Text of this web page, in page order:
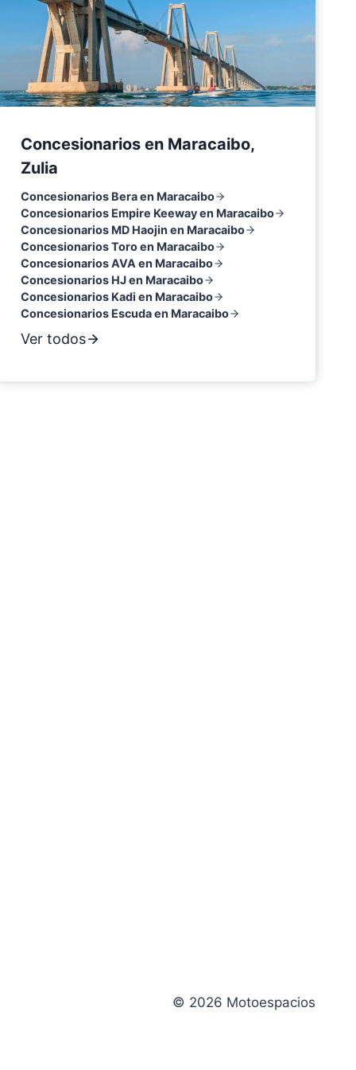
Concesionarios en Maracaibo,
Zulia
Concesionarios Bera en Maracaibo
Concesionarios Empire Keeway en Maracaibo
Concesionarios MD Haojin en Maracaibo
Concesionarios Toro en Maracaibo
Concesionarios AVA en Maracaibo
Concesionarios HJ en Maracaibo
Concesionarios Kadi en Maracaibo
Concesionarios Escuda en Maracaibo
Ver todos
© 2026 Motoespacios